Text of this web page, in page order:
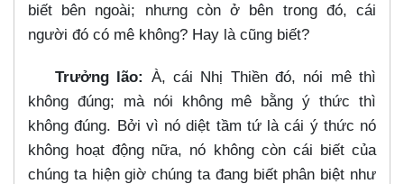
biết bên ngoài; nhưng còn ở bên trong đó, cái
người đó có mê không? Hay là cũng biết?
Trưởng lão: À, cái Nhị Thiền đó, nói mê thì
không đúng; mà nói không mê bằng ý thức thì
không đúng. Bởi vì nó diệt tầm tứ là cái ý thức nó
không hoạt động nữa, nó không còn cái biết của
chúng ta hiện giờ chúng ta đang biết phân biệt như